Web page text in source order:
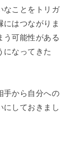
なことをトリガ
はつながりま
う可能性がある
になってきた
手から自分への
にしておきまし